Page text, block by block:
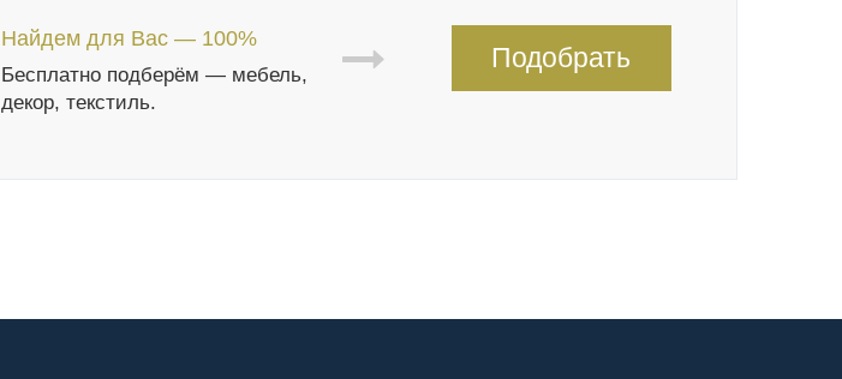
Найдем для Вас — 100%
Бесплатно подберём — мебель,
декор, текстиль.
Подобрать